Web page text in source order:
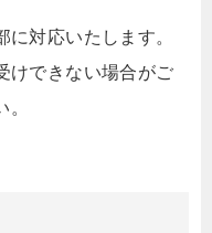
対応いたします。
けできない場合がご